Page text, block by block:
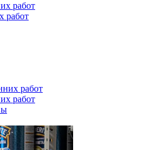
работ
работ
работ
работ